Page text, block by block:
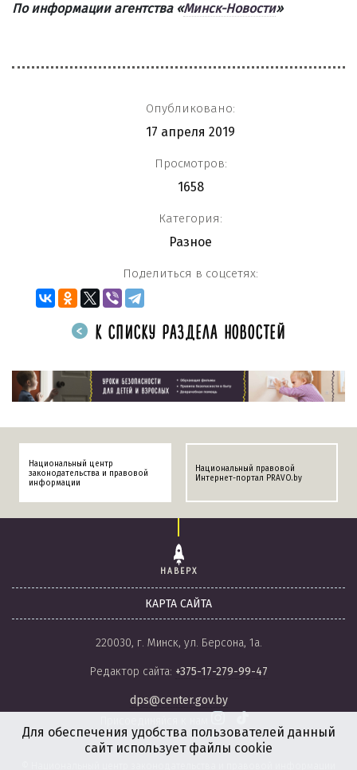
По информации агентства«Минск-Новости»
Опубликовано:
17 апреля 2019
Просмотров:
1658
Категория:
Разное
Поделиться в соцсетях:
К СПИСКУ РАЗДЕЛА НОВОСТЕЙ
Национальный центр
законодательства и правовой
информации
Национальный правовой
Интернет-портал PRAVO.by
НАВЕРХ
КАРТА САЙТА
220030, г. Минск, ул. Берсона, 1а.
Редактор сайта: +375-17-279-99-47
dps@center.gov.by
Для обеспечения удобства пользователей данный
сайт использует файлы cookie